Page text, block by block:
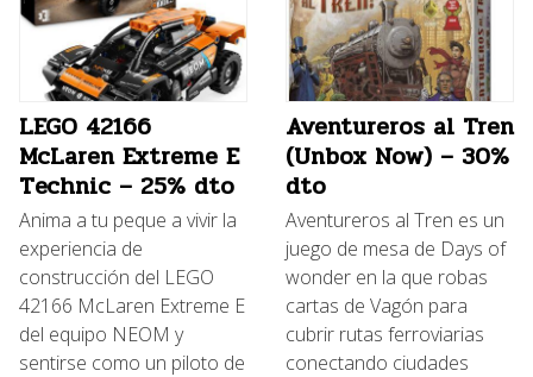
LEGO 42166
McLaren Extreme E
Technic – 25% dto
Anima a tu peque a vivir la
experiencia de
construcción del LEGO
42166 McLaren Extreme E
del equipo NEOM y
sentirse como un piloto de
Aventureros al Tren
(Unbox Now) – 30%
dto
Aventureros al Tren es un
juego de mesa de Days of
wonder en la que robas
cartas de Vagón para
cubrir rutas ferroviarias
conectando ciudades